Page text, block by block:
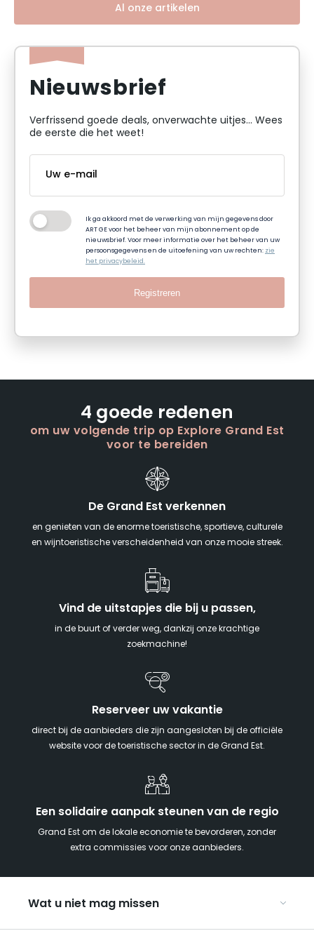
Al onze artikelen
Nieuwsbrief
Verfrissend goede deals, onverwachte uitjes... Wees
de eerste die het weet!
Ik ga akkoord met de verwerking van mijn gegevens door
ART GE voor het beheer van mijn abonnement op de
nieuwsbrief. Voor meer informatie over het beheer van uw
persoonsgegevens en de uitoefening van uw rechten:zie
het privacybeleid.
Registreren
4 goede redenen
om uw volgende trip op Explore Grand Est
voor te bereiden
De Grand Est verkennen
en genieten van de enorme toeristische, sportieve, culturele
en wijntoeristische verscheidenheid van onze mooie streek.
Vind de uitstapjes die bij u passen,
in de buurt of verder weg, dankzij onze krachtige
zoekmachine!
Reserveer uw vakantie
direct bij de aanbieders die zijn aangesloten bij de officiële
website voor de toeristische sector in de Grand Est.
Een solidaire aanpak steunen van de regio
Grand Est om de lokale economie te bevorderen, zonder
extra commissies voor onze aanbieders.
Wat u niet mag missen